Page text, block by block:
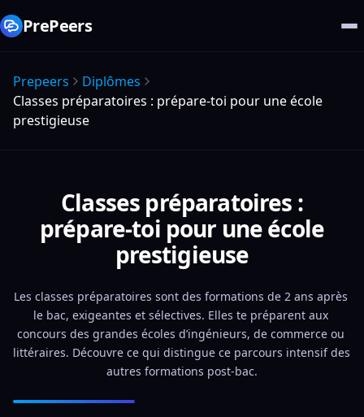
PrePeers
Prepeers
Diplômes
Classes préparatoires : prépare-toi pour une école
prestigieuse
Classes préparatoires :
prépare-toi pour une école
prestigieuse
Les classes préparatoires sont des formations de 2 ans après
le bac, exigeantes et sélectives. Elles te préparent aux
concours des grandes écoles d’ingénieurs, de commerce ou
littéraires. Découvre ce qui distingue ce parcours intensif des
autres formations post-bac.